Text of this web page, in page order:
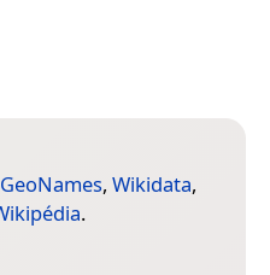
GeoNames, Wikidata,
.